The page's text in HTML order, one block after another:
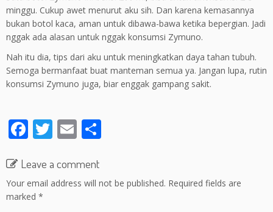
minggu. Cukup awet menurut aku sih. Dan karena kemasannya
bukan botol kaca, aman untuk dibawa-bawa ketika bepergian. Jadi
nggak ada alasan untuk nggak konsumsi Zymuno.
Nah itu dia, tips dari aku untuk meningkatkan daya tahan tubuh.
Semoga bermanfaat buat manteman semua ya. Jangan lupa, rutin
konsumsi Zymuno juga, biar enggak gampang sakit.
F
e
b
o
T
itt
er
E
ai
l e
Leave a comment
Your email address will not be published. Required fields are
marked *